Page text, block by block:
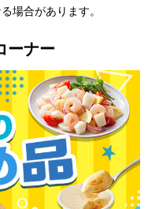
ーナー